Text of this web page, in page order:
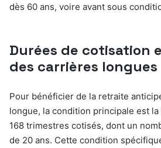
dès 60 ans, voire avant sous
Durées de cotisation
des carrières longues
Pour bénéficier de la retraite
longue, la condition principale est la
168 trimestres cotisés, dont un
de 20 ans. Cette condition